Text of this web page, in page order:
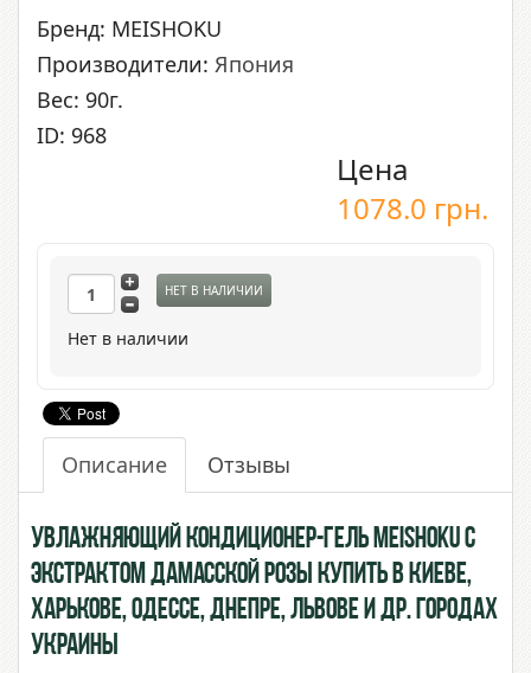
Бренд: MEISHOKU
Производители: Япония
Вес: 90г.
ID: 968
Цена
1078.0 грн.
НЕТ В НАЛИЧИИ
Нет в наличии
Описание Отзывы
Увлажняющий Кондиционер-гель Meishoku с
экстрактом Дамасской Розы купить в Киеве,
Харькове, Одессе, Днепре, Львове и др. городах
Украины